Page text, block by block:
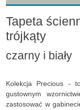
Tapeta
trójkąty
czarny i biały
Kolekcja Precious -
gustownym
zastosować w